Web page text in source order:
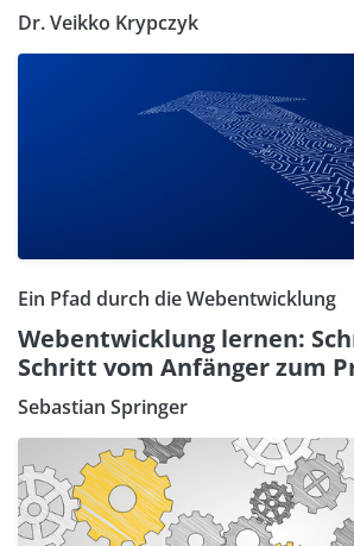
Dr. Veikko Krypczyk
Ein Pfad durch die Webentwicklung
Webentwicklung lernen:
Schritt vom Anfänger zum
Sebastian Springer